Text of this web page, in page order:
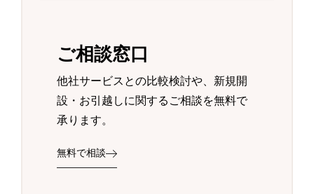
ご相談窓口
他社サービスとの比較検討や、新規開
設・お引越しに関するご相談を無料で
承ります。
無料で相談